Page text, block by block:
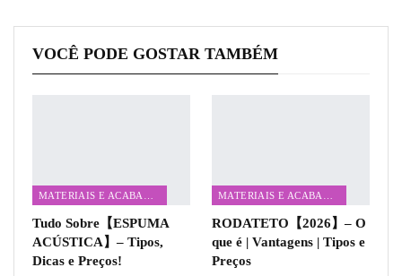
VOCÊ PODE GOSTAR TAMBÉM
Tudo Sobre【ESPUMA
ACÚSTICA】– Tipos,
Dicas e Preços!
RODATETO【2026】– O
que é | Vantagens | Tipos e
Preços